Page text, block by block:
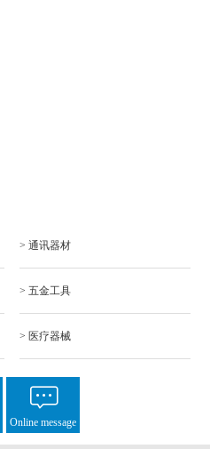
> 通讯器材
> 五金工具
> 医疗器械
Online message